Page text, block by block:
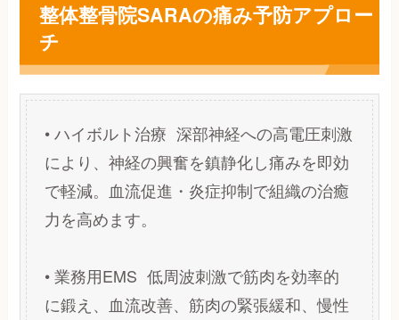
整体整骨院SARAの痛み予防アプロー
チ
• ハイボルト治療 深部神経への高電圧刺激
により、神経の興奮を鎮静化し痛みを即効
で軽減。血流促進・炎症抑制で組織の治癒
力を高めます。
• 業務用EMS 低周波刺激で筋肉を効率的
に鍛え、血流改善、筋肉の緊張緩和、慢性